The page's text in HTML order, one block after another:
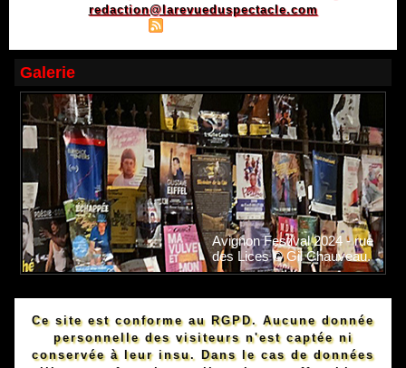
redaction@larevueduspectacle.com
Galerie
Avignon Festival 2024 - rue
des Lices © Gil Chauveau.
Ce site est conforme au RGPD. Aucune donnée
personnelle des visiteurs n'est captée ni
conservée à leur insu. Dans le cas de données